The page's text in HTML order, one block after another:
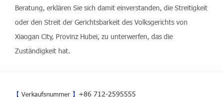
Beratung, erklären Sie sich damit einverstanden, die Streitigkeit
oder den Streit der Gerichtsbarkeit des Volksgerichts von
Xiaogan City, Provinz Hubei, zu unterwerfen, das die
Zuständigkeit hat.
【Verkaufsnummer 】 +86 712-2595555